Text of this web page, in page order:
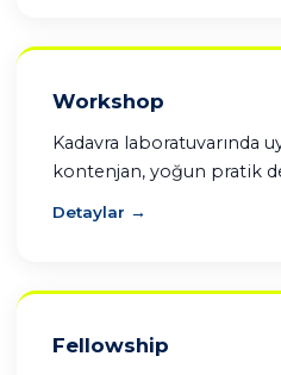
Workshop
Kadavra laboratuvarında
kontenjan, yoğun pratik
Detaylar →
Fellowship